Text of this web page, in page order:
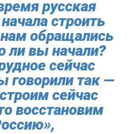
русская
строить
обращались
ли вы начали?
сейчас
говорили так —
сейчас
восстановим